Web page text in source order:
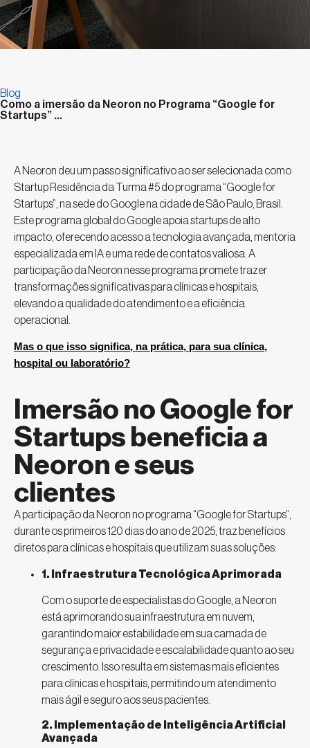
Blog
Como a imersão da Neoron no Programa “Google for
Startups” ...
A Neoron deu um passo significativo ao ser selecionada como
Startup Residência da Turma #5 do programa “Google for
Startups”, na sede do Google na cidade de São Paulo, Brasil.
Este programa global do Google apoia startups de alto
impacto, oferecendo acesso a tecnologia avançada, mentoria
especializada em IA e uma rede de contatos valiosa. A
participação da Neoron nesse programa promete trazer
transformações significativas para clínicas e hospitais,
elevando a qualidade do atendimento e a eficiência
operacional.
Mas o que isso significa, na prática, para sua clínica,
hospital ou laboratório?
Imersão no Google for
Startups beneficia a
Neoron e seus
clientes
A participação da Neoron no programa “Google for Startups”,
durante os primeiros 120 dias do ano de 2025, traz benefícios
diretos para clínicas e hospitais que utilizam suas soluções:
1. Infraestrutura Tecnológica Aprimorada
Com o suporte de especialistas do Google, a Neoron
está aprimorando sua infraestrutura em nuvem,
garantindo maior estabilidade em sua camada de
segurança e privacidade e escalabilidade quanto ao seu
crescimento. Isso resulta em sistemas mais eficientes
para clínicas e hospitais, permitindo um atendimento
mais ágil e seguro aos seus pacientes.
2. Implementação de Inteligência Artificial
Avançada